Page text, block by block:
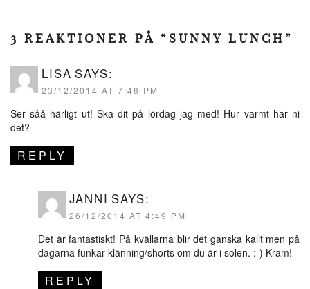
3 REAKTIONER PÅ “SUNNY LUNCH”
LISA SAYS:
23/12/2014 AT 7:48 PM
Ser såå härligt ut! Ska dit på lördag jag med! Hur varmt har ni
det?
REPLY
JANNI SAYS:
26/12/2014 AT 4:49 PM
Det är fantastiskt! På kvällarna blir det ganska kallt men på
dagarna funkar klänning/shorts om du är i solen. :-) Kram!
REPLY